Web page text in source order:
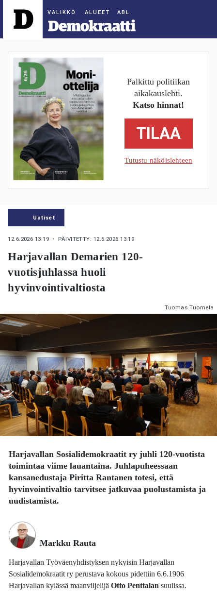
ALUEET
Palkittu politiikan
aikakauslehti.
Katso hinnat!
TILAA
Tutustu näköislehteen
Uutiset
12.6.2026 13:19 ・ PÄIVITETTY: 12.6.2026 13:19
Harjavallan Demarien 120-
vuotisjuhlassa huoli
hyvinvointivaltiosta
Tuomas Tuomela
Harjavallan Sosialidemokraatit ry juhli 120-vuotista
toimintaa viime lauantaina. Juhlapuheessaan
kansanedustajaPiritta Rantanen totesi, että
hyvinvointivaltio tarvitsee jatkuvaa puolustamista ja
uudistamista.
Markku Rauta
Harjavallan Työväenyhdistyksen nykyisin Harjavallan
Sosialidemokraatit ry perustava kokous pidettiin 6.6.1906
Harjavallan kylässä maanviljelijäOtto Penttalan suulissa.